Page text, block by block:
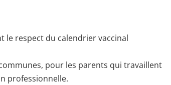
le respect du calendrier vaccinal
pour les parents qui travaillent
professionnelle.